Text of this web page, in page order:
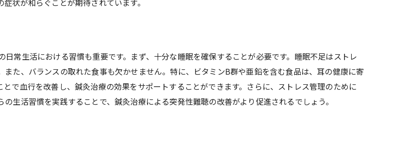
解消のための鍼灸治療例
からのフィードバックと成功体験
で明らかになった鍼灸の難病突発性難聴への効果
研究の概要とその意義
治療の新たな発見と実験結果
状が和らぐことが期待されています。
常生活における習慣も重要です。まず、十分な睡眠を確保することが必要です。睡眠不足はストレ
た、バランスの取れた食事も欠かせません。特に、ビタミンB群や亜鉛を含む食品は、耳の健康に寄
で血行を改善し、鍼灸治療の効果をサポートすることができます。さらに、ストレス管理のために
生活習慣を実践することで、鍼灸治療による突発性難聴の改善がより促進されるでしょう。